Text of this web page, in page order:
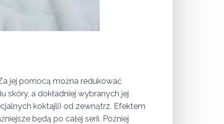
jej pomocą można redukować
skóry, a dokładniej wybranych jej
koktajli) od zewnątrz. Efektem
będą po całej serii. Później